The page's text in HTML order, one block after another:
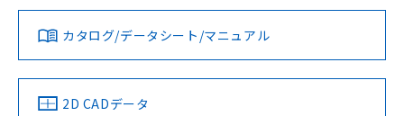
ダウンロードデータをご利用いただく前に、以下を必ずお読
みください。
ソフトウェアの使用条件
対応済み
中国 RoHS 注意事項・凡例
カタログ/データシート/マニュアル
2D CADデータ